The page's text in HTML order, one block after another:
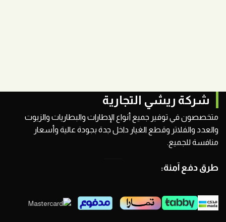
شركة ريشي التجارية
متخصصون في توفير جميع أنواع الإطارات والبطاريات والزيوت
والعدد والفلاتر وقطع الغيار داخل جدة بجودة عالية وأسعار
منافسة للجميع.
طرق دفع آمنة: